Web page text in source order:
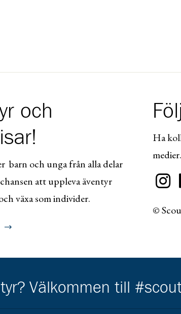
och
barn och unga från alla delar
att uppleva äventyr
växa som individer.
Ha
medier.
©
Välkommen till